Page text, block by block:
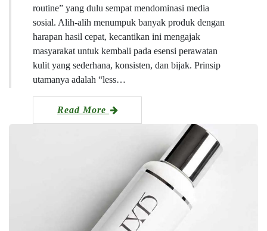
routine” yang dulu sempat mendominasi media
sosial. Alih-alih menumpuk banyak produk dengan
harapan hasil cepat, kecantikan ini mengajak
masyarakat untuk kembali pada esensi perawatan
kulit yang sederhana, konsisten, dan bijak. Prinsip
utamanya adalah “less…
Read More